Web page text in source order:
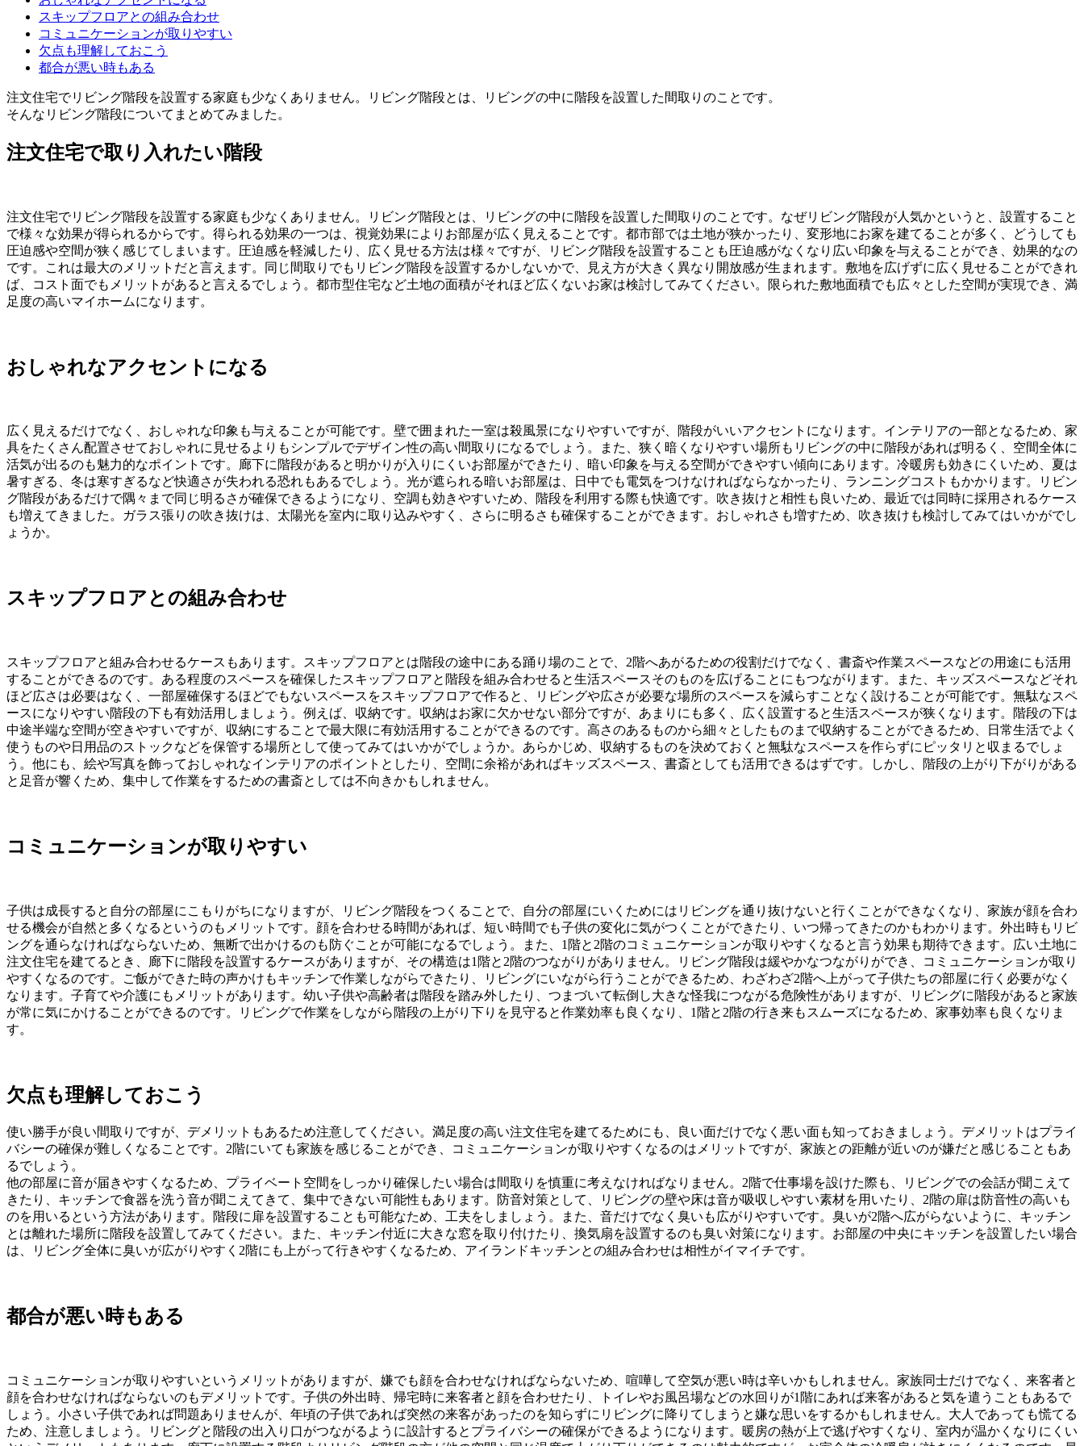
スキップフロアとの組み合わせ
コミュニケーションが取りやすい
欠点も理解しておこう
都合が悪い時もある
注文住宅でリビング階段を設置する家庭も少なくありません。リビング階段とは、リビングの中に階段を設置した間取りのことです。
そんなリビング階段についてまとめてみました。
注文住宅で取り入れたい階段
注文住宅でリビング階段を設置する家庭も少なくありません。リビング階段とは、リビングの中に階段を設置した間取りのことです。なぜリビング階段が人気かというと、設置すること
で様々な効果が得られるからです。得られる効果の一つは、視覚効果によりお部屋が広く見えることです。都市部では土地が狭かったり、変形地にお家を建てることが多く、どうしても
圧迫感や空間が狭く感じてしまいます。圧迫感を軽減したり、広く見せる方法は様々ですが、リビング階段を設置することも圧迫感がなくなり広い印象を与えることができ、効果的なの
です。これは最大のメリットだと言えます。同じ間取りでもリビング階段を設置するかしないかで、見え方が大きく異なり開放感が生まれます。敷地を広げずに広く見せることができれ
ば、コスト面でもメリットがあると言えるでしょう。都市型住宅など土地の面積がそれほど広くないお家は検討してみてください。限られた敷地面積でも広々とした空間が実現でき、満
足度の高いマイホームになります。
おしゃれなアクセントになる
広く見えるだけでなく、おしゃれな印象も与えることが可能です。壁で囲まれた一室は殺風景になりやすいですが、階段がいいアクセントになります。インテリアの一部となるため、家
具をたくさん配置させておしゃれに見せるよりもシンプルでデザイン性の高い間取りになるでしょう。また、狭く暗くなりやすい場所もリビングの中に階段があれば明るく、空間全体に
活気が出るのも魅力的なポイントです。廊下に階段があると明かりが入りにくいお部屋ができたり、暗い印象を与える空間ができやすい傾向にあります。冷暖房も効きにくいため、夏は
暑すぎる、冬は寒すぎるなど快適さが失われる恐れもあるでしょう。光が遮られる暗いお部屋は、日中でも電気をつけなければならなかったり、ランニングコストもかかります。リビン
グ階段があるだけで隅々まで同じ明るさが確保できるようになり、空調も効きやすいため、階段を利用する際も快適です。吹き抜けと相性も良いため、最近では同時に採用されるケース
も増えてきました。ガラス張りの吹き抜けは、太陽光を室内に取り込みやすく、さらに明るさも確保することができます。おしゃれさも増すため、吹き抜けも検討してみてはいかがでし
ょうか。
スキップフロアとの組み合わせ
スキップフロアと組み合わせるケースもあります。スキップフロアとは階段の途中にある踊り場のことで、2階へあがるための役割だけでなく、書斎や作業スペースなどの用途にも活用
することができるのです。ある程度のスペースを確保したスキップフロアと階段を組み合わせると生活スペースそのものを広げることにもつながります。また、キッズスペースなどそれ
ほど広さは必要はなく、一部屋確保するほどでもないスペースをスキップフロアで作ると、リビングや広さが必要な場所のスペースを減らすことなく設けることが可能です。無駄なスペ
ースになりやすい階段の下も有効活用しましょう。例えば、収納です。収納はお家に欠かせない部分ですが、あまりにも多く、広く設置すると生活スペースが狭くなります。階段の下は
中途半端な空間が空きやすいですが、収納にすることで最大限に有効活用することができるのです。高さのあるものから細々としたものまで収納することができるため、日常生活でよく
使うものや日用品のストックなどを保管する場所として使ってみてはいかがでしょうか。あらかじめ、収納するものを決めておくと無駄なスペースを作らずにピッタリと収まるでしょ
う。他にも、絵や写真を飾っておしゃれなインテリアのポイントとしたり、空間に余裕があればキッズスペース、書斎としても活用できるはずです。しかし、階段の上がり下がりがある
と足音が響くため、集中して作業をするための書斎としては不向きかもしれません。
コミュニケーションが取りやすい
子供は成長すると自分の部屋にこもりがちになりますが、リビング階段をつくることで、自分の部屋にいくためにはリビングを通り抜けないと行くことができなくなり、家族が顔を合わ
せる機会が自然と多くなるというのもメリットです。顔を合わせる時間があれば、短い時間でも子供の変化に気がつくことができたり、いつ帰ってきたのかもわかります。外出時もリビ
ングを通らなければならないため、無断で出かけるのも防ぐことが可能になるでしょう。また、1階と2階のコミュニケーションが取りやすくなると言う効果も期待できます。広い土地に
注文住宅を建てるとき、廊下に階段を設置するケースがありますが、その構造は1階と2階のつながりがありません。リビング階段は緩やかなつながりができ、コミュニケーションが取り
やすくなるのです。ご飯ができた時の声かけもキッチンで作業しながらできたり、リビングにいながら行うことができるため、わざわざ2階へ上がって子供たちの部屋に行く必要がなく
なります。子育てや介護にもメリットがあります。幼い子供や高齢者は階段を踏み外したり、つまづいて転倒し大きな怪我につながる危険性がありますが、リビングに階段があると家族
が常に気にかけることができるのです。リビングで作業をしながら階段の上がり下りを見守ると作業効率も良くなり、1階と2階の行き来もスムーズになるため、家事効率も良くなりま
す。
欠点も理解しておこう
使い勝手が良い間取りですが、デメリットもあるため注意してください。満足度の高い注文住宅を建てるためにも、良い面だけでなく悪い面も知っておきましょう。デメリットはプライ
バシーの確保が難しくなることです。2階にいても家族を感じることができ、コミュニケーションが取りやすくなるのはメリットですが、家族との距離が近いのが嫌だと感じることもあ
るでしょう。
他の部屋に音が届きやすくなるため、プライベート空間をしっかり確保したい場合は間取りを慎重に考えなければなりません。2階で仕事場を設けた際も、リビングでの会話が聞こえて
きたり、キッチンで食器を洗う音が聞こえてきて、集中できない可能性もあります。防音対策として、リビングの壁や床は音が吸収しやすい素材を用いたり、2階の扉は防音性の高いも
のを用いるという方法があります。階段に扉を設置することも可能なため、工夫をしましょう。また、音だけでなく臭いも広がりやすいです。臭いが2階へ広がらないように、キッチン
とは離れた場所に階段を設置してみてください。また、キッチン付近に大きな窓を取り付けたり、換気扇を設置するのも臭い対策になります。お部屋の中央にキッチンを設置したい場合
は、リビング全体に臭いが広がりやすく2階にも上がって行きやすくなるため、アイランドキッチンとの組み合わせは相性がイマイチです。
都合が悪い時もある
コミュニケーションが取りやすいというメリットがありますが、嫌でも顔を合わせなければならないため、喧嘩して空気が悪い時は辛いかもしれません。家族同士だけでなく、来客者と
顔を合わせなければならないのもデメリットです。子供の外出時、帰宅時に来客者と顔を合わせたり、トイレやお風呂場などの水回りが1階にあれば来客があると気を遣うこともあるで
しょう。小さい子供であれば問題ありませんが、年頃の子供であれば突然の来客があったのを知らずにリビングに降りてしまうと嫌な思いをするかもしれません。大人であっても慌てる
ため、注意しましょう。リビングと階段の出入り口がつながるように設計するとプライバシーの確保ができるようになります。暖房の熱が上で逃げやすくなり、室内が温かくなりにくい